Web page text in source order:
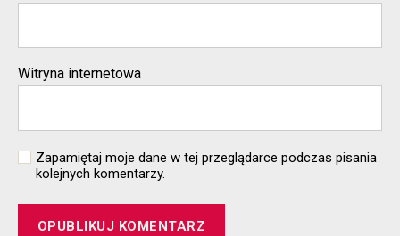
Witryna internetowa
Zapamiętaj moje dane w tej przeglądarce podczas pisania
kolejnych komentarzy.